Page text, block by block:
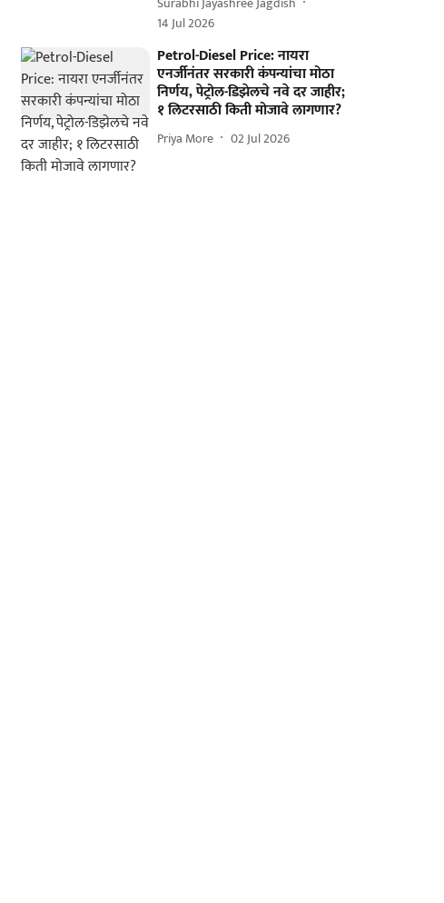
14 Jul 2026
Petrol-Diesel Price: नायरा
एनर्जीनंतर सरकारी कंपन्यांचा मोठा
निर्णय, पेट्रोल-डिझेलचे नवे दर जाहीर;
१ लिटरसाठी किती मोजावे लागणार?
Priya More 02 Jul 2026